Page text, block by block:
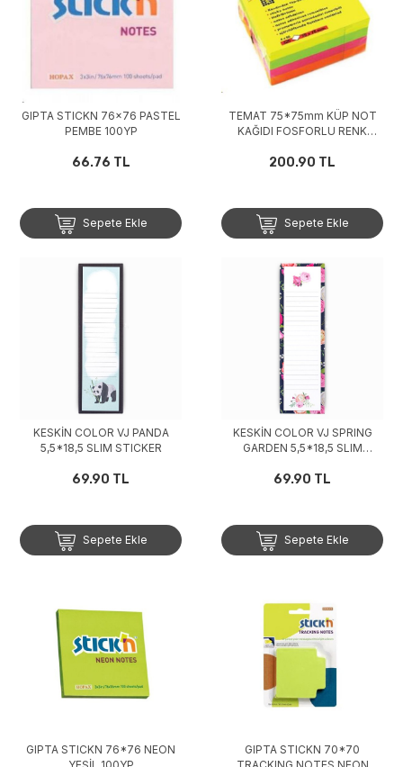
GIPTA STICKN 76x76 PASTEL
PEMBE 100YP
66.76 TL
Sepete Ekle
TEMAT 75*75mm KÜP NOT
KAĞIDI FOSFORLU RENK
200.90 TL
Sepete Ekle
KESKİN COLOR VJ PANDA
5,5*18,5 SLIM STICKER
69.90 TL
Sepete Ekle
KESKİN COLOR VJ SPRING
GARDEN 5,5*18,5 SLIM
69.90 TL
Sepete Ekle
GIPTA STICKN 76*76 NEON
GIPTA STICKN 70*70